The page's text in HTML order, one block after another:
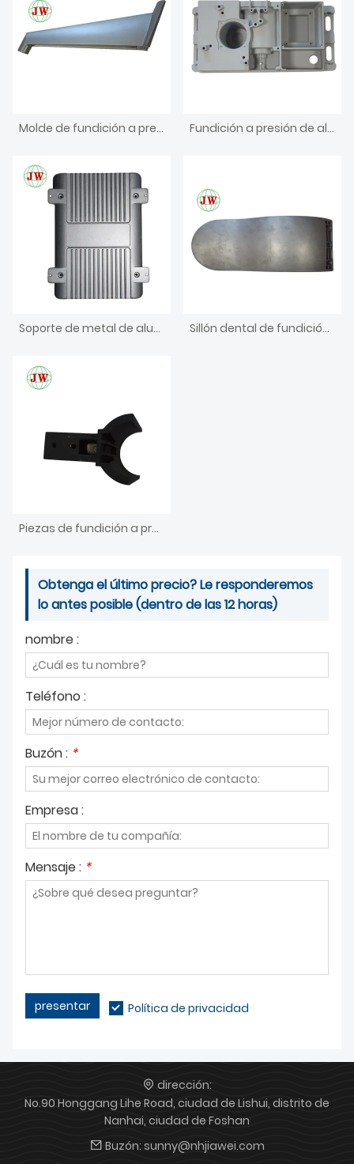
Molde de fundición a presión para electrodomésticos Fundición a presión de aluminio para piezas médicas
Soporte de metal de aluminio fundido a presión Sillón dental de fundición a presión de aluminio
Piezas de fundición a presión de aluminio para muebles agrícolas
Obtenga el último precio? Le responderemos
lo antes posible (dentro de las 12 horas)
nombre :
Teléfono :
Buzón : *
Empresa :
Mensaje : *
presentar Política de privacidad
dirección:
No.90 Honggang Lihe Road, ciudad de Lishui, distrito de
Nanhai, ciudad de Foshan
Buzón: sunny@nhjiawei.com